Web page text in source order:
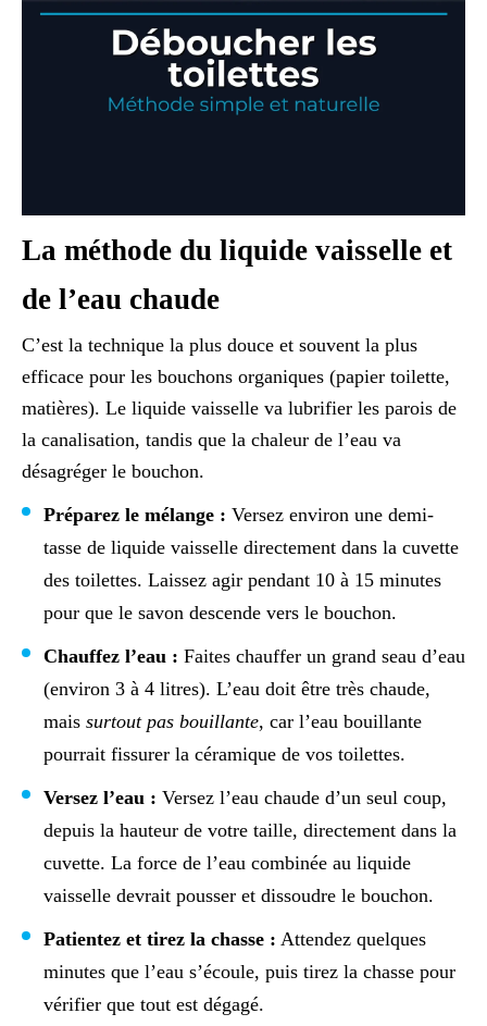
La méthode du liquide vaisselle et
de l’eau chaude
C’est la technique la plus douce et souvent la plus
efficace pour les bouchons organiques (papier toilette,
matières). Le liquide vaisselle va lubrifier les parois de
la canalisation, tandis que la chaleur de l’eau va
désagréger le bouchon.
Préparez le mélange : Versez environ une demi-
tasse de liquide vaisselle directement dans la cuvette
des toilettes. Laissez agir pendant 10 à 15 minutes
pour que le savon descende vers le bouchon.
Chauffez l’eau : Faites chauffer un grand seau d’eau
(environ 3 à 4 litres). L’eau doit être très chaude,
mais surtout pas bouillante, car l’eau bouillante
pourrait fissurer la céramique de vos toilettes.
Versez l’eau : Versez l’eau chaude d’un seul coup,
depuis la hauteur de votre taille, directement dans la
cuvette. La force de l’eau combinée au liquide
vaisselle devrait pousser et dissoudre le bouchon.
Patientez et tirez la chasse : Attendez quelques
minutes que l’eau s’écoule, puis tirez la chasse pour
vérifier que tout est dégagé.